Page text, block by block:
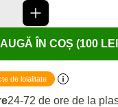
ÎN COȘ (100
de loialitate
24-72 de ore de la